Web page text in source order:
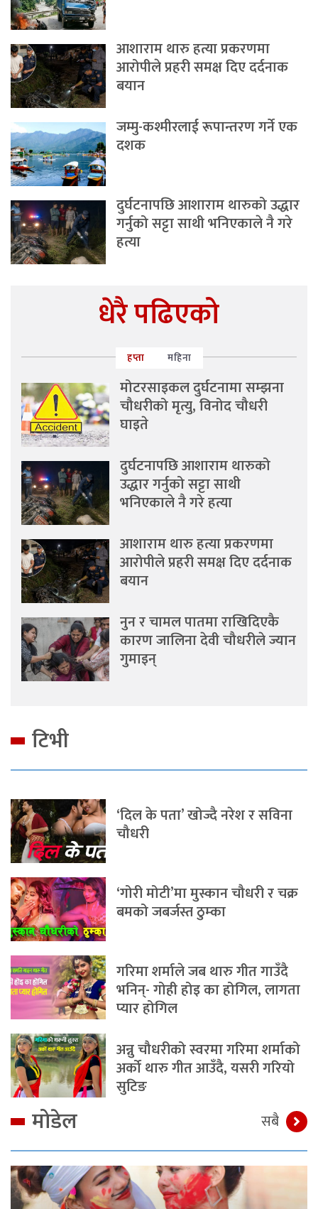
आशाराम थारु हत्या प्रकरणमा
आरोपीले प्रहरी समक्ष दिए दर्दनाक
बयान
जम्मु-कश्मीरलाई रूपान्तरण गर्ने एक
दशक
दुर्घटनापछि आशाराम थारुको उद्धार
गर्नुको सट्टा साथी भनिएकाले नै गरे
हत्या
धेरै पढिएको
हप्ता महिना
मोटरसाइकल दुर्घटनामा सम्झना
चौधरीको मृत्यु, विनोद चौधरी
घाइते
दुर्घटनापछि आशाराम थारुको
उद्धार गर्नुको सट्टा साथी
भनिएकाले नै गरे हत्या
आशाराम थारु हत्या प्रकरणमा
आरोपीले प्रहरी समक्ष दिए दर्दनाक
बयान
नुन र चामल पातमा राखिदिएकै
कारण जालिना देवी चौधरीले ज्यान
गुमाइन्
टिभी
‘दिल के पता’ खोज्दै नरेश र सविना
चौधरी
‘गोरी मोटी’मा मुस्कान चौधरी र चक्र
बमको जबर्जस्त ठुम्का
गरिमा शर्माले जब थारु गीत गाउँदै
भनिन्- गोही होइ का होगिल, लागता
प्यार होगिल
अन्नु चौधरीको स्वरमा गरिमा शर्माको
अर्को थारु गीत आउँदै, यसरी गरियो
सुटिङ
मोडेल सबै